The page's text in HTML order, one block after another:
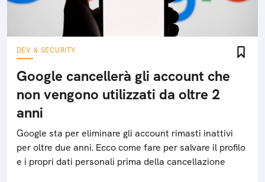
DEV & SECURITY
Google cancellerà gli account che
non vengono utilizzati da oltre 2
anni
Google sta per eliminare gli account rimasti inattivi
per oltre due anni. Ecco come fare per salvare il profilo
e i propri dati personali prima della cancellazione